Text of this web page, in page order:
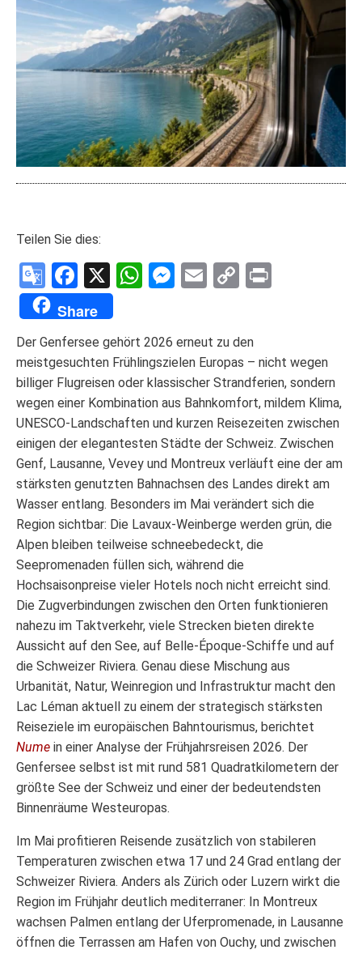
Teilen Sie dies:
Google
Translate
Facebook
X WhatsApp
Messenger
Email
Copy
Share
Der Genfersee gehört 2026 erneut zu den
meistgesuchten Frühlingszielen Europas – nicht wegen
billiger Flugreisen oder klassischer Strandferien, sondern
wegen einer Kombination aus Bahnkomfort, mildem Klima,
UNESCO-Landschaften und kurzen Reisezeiten zwischen
einigen der elegantesten Städte der Schweiz. Zwischen
Genf, Lausanne, Vevey und Montreux verläuft eine der am
stärksten genutzten Bahnachsen des Landes direkt am
Wasser entlang. Besonders im Mai verändert sich die
Region sichtbar: Die Lavaux-Weinberge werden grün, die
Alpen bleiben teilweise schneebedeckt, die
Seepromenaden füllen sich, während die
Hochsaisonpreise vieler Hotels noch nicht erreicht sind.
Die Zugverbindungen zwischen den Orten funktionieren
nahezu im Taktverkehr, viele Strecken bieten direkte
Aussicht auf den See, auf Belle-Époque-Schiffe und auf
die Schweizer Riviera. Genau diese Mischung aus
Urbanität, Natur, Weinregion und Infrastruktur macht den
Lac Léman aktuell zu einem der strategisch stärksten
Reiseziele im europäischen Bahntourismus, berichtet
Nume in einer Analyse der Frühjahrsreisen 2026. Der
Genfersee selbst ist mit rund 581 Quadratkilometern der
größte See der Schweiz und einer der bedeutendsten
Binnenräume Westeuropas.
Im Mai profitieren Reisende zusätzlich von stabileren
Temperaturen zwischen etwa 17 und 24 Grad entlang der
Schweizer Riviera. Anders als Zürich oder Luzern wirkt die
Region im Frühjahr deutlich mediterraner: In Montreux
wachsen Palmen entlang der Uferpromenade, in Lausanne
öffnen die Terrassen am Hafen von Ouchy, und zwischen